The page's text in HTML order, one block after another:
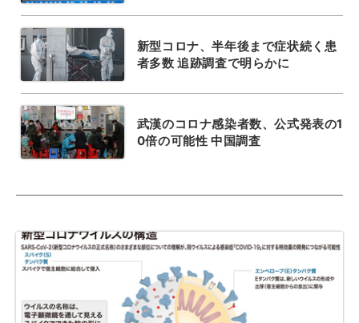
新型コロナ、半年後まで症状続く患
者多数 追跡調査で明らかに
武漢のコロナ感染者数、公式発表の1
0倍の可能性 中国調査